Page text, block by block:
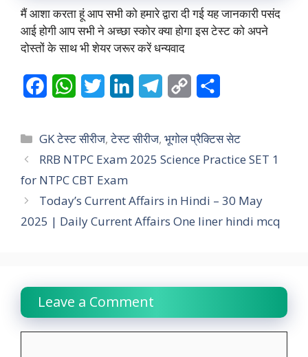
मैं आशा करता हूं आप सभी को हमारे द्वारा दी गई यह जानकारी पसंद
आई होगी आप सभी ने अच्छा स्कोर क्या होगा इस टेस्ट को अपने
दोस्तों के साथ भी शेयर जरूर करें धन्यवाद
c
e
b
o
o
W
a
t
s
A
p
i
t
t
e
r
n
k
d
I
l
e
r
a
p
y
i
n
a
r
Categories
GK टेस्ट सीरीज,टेस्ट सीरीज,भूगोल प्रैक्टिस सेट
RRB NTPC Exam 2025 Science Practice SET 1
for NTPC CBT Exam
Today’s Current Affairs in Hindi – 30 May
2025 | Daily Current Affairs One liner hindi mcq
Leave a Comment